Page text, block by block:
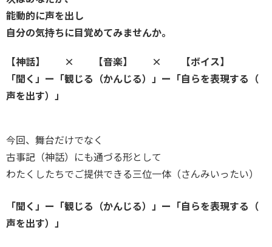
能動的に声を出し
自分の気持ちに目覚めてみませんか。
【神話】 × 【音楽】 × 【ボイス】
「聞く」ー「観じる（かんじる）」ー「自らを表現する（
声を出す）」
今回、舞台だけでなく
古事記（神話）にも通づる形として
わたくしたちでご提供できる三位一体（さんみいったい）
「聞く」ー「観じる（かんじる）」ー「自らを表現する（
声を出す）」